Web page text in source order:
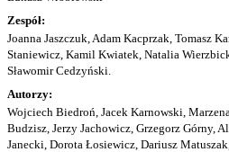
Zespół:
Joanna Jaszczuk, Adam Kacprzak, Tomasz
Staniewicz, Kamil Kwiatek, Natalia
Sławomir Cedzyński.
Autorzy:
Wojciech Biedroń, Jacek Karnowski,
Budzisz, Jerzy Jachowicz, Grzegorz Górny,
Janecki, Dorota Łosiewicz, Dariusz